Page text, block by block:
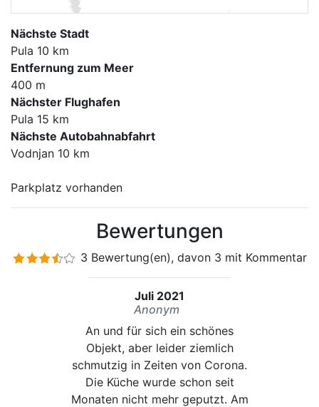
Nächste Stadt
Pula 10 km
Entfernung zum Meer
400 m
Nächster Flughafen
Pula 15 km
Nächste Autobahnabfahrt
Vodnjan 10 km
Parkplatz vorhanden
Bewertungen
3 Bewertung(en), davon 3 mit Kommentar
Juli 2021
Anonym
An und für sich ein schönes
Objekt, aber leider ziemlich
schmutzig in Zeiten von Corona.
Die Küche wurde schon seit
Monaten nicht mehr geputzt. Am